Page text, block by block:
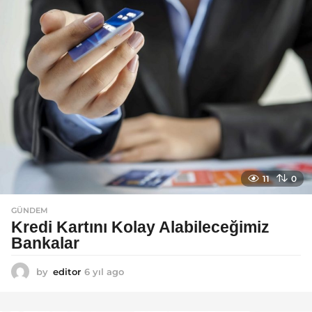
g
o
11 0
GÜNDEM
Kredi Kartını Kolay Alabileceğimiz
Bankalar
by editor 6 yıl ago